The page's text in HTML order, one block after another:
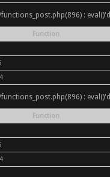
:
Function
:
Function